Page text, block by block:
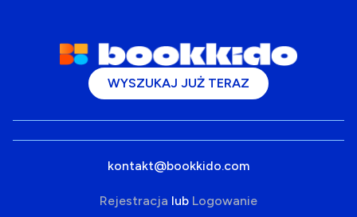
WYSZUKAJ JUŻ TERAZ
kontakt@bookkido.com
Rejestracja lub Logowanie